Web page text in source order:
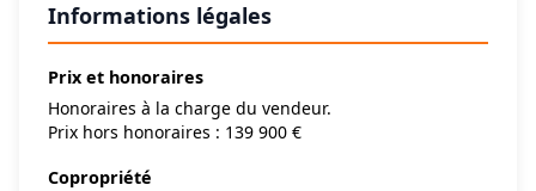
Informations légales
Prix et honoraires
Honoraires à la charge du vendeur.
Prix hors honoraires : 139 900 €
Copropriété